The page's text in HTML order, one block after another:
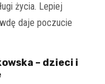
życia. Lepiej
daje poczucie
– dzieci i